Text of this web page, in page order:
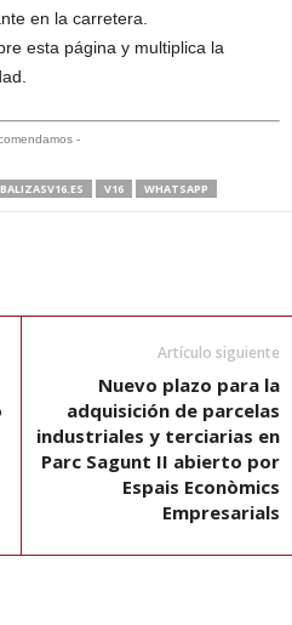
en la carretera.
esta página y multiplica la
-
V16 WHATSAPP
Artículo siguiente
Nuevo plazo para la
adquisición de parcelas
industriales y terciarias en
Parc Sagunt II abierto por
Espais Econòmics
Empresarials